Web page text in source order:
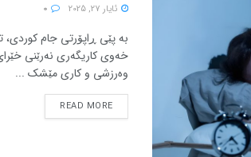
ئایار 27, 2025
بە پێی ڕاپۆرتی جام کوردی،
خەوی کاریگەری نەرێنی
وەرزشی و کاری مێشک ...
READ MORE